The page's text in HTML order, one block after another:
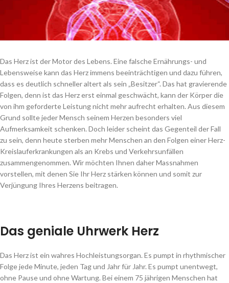
Das Herz ist der Motor des Lebens. Eine falsche Ernährungs- und
Lebensweise kann das Herz immens beeinträchtigen und dazu führen,
dass es deutlich schneller altert als sein „Besitzer“. Das hat gravierende
Folgen, denn ist das Herz erst einmal geschwächt, kann der Körper die
von ihm geforderte Leistung nicht mehr aufrecht erhalten. Aus diesem
Grund sollte jeder Mensch seinem Herzen besonders viel
Aufmerksamkeit schenken. Doch leider scheint das Gegenteil der Fall
zu sein, denn heute sterben mehr Menschen an den Folgen einer Herz-
Kreislauferkrankungen als an Krebs und Verkehrsunfällen
zusammengenommen. Wir möchten Ihnen daher Massnahmen
vorstellen, mit denen Sie Ihr Herz stärken können und somit zur
Verjüngung Ihres Herzens beitragen.
Das geniale Uhrwerk Herz
Das Herz ist ein wahres Hochleistungsorgan. Es pumpt in rhythmischer
Folge jede Minute, jeden Tag und Jahr für Jahr. Es pumpt unentwegt,
ohne Pause und ohne Wartung. Bei einem 75 jährigen Menschen hat